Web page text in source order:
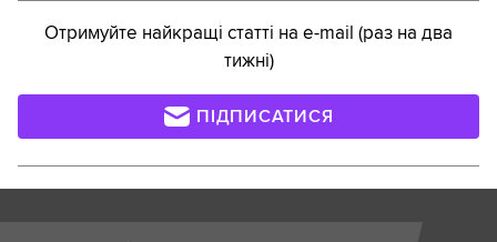
Отримуйте найкращі статті на e-mail (раз на два
тижні)
ПІДПИСАТИСЯ